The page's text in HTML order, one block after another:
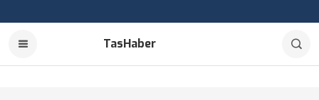
TasHaber